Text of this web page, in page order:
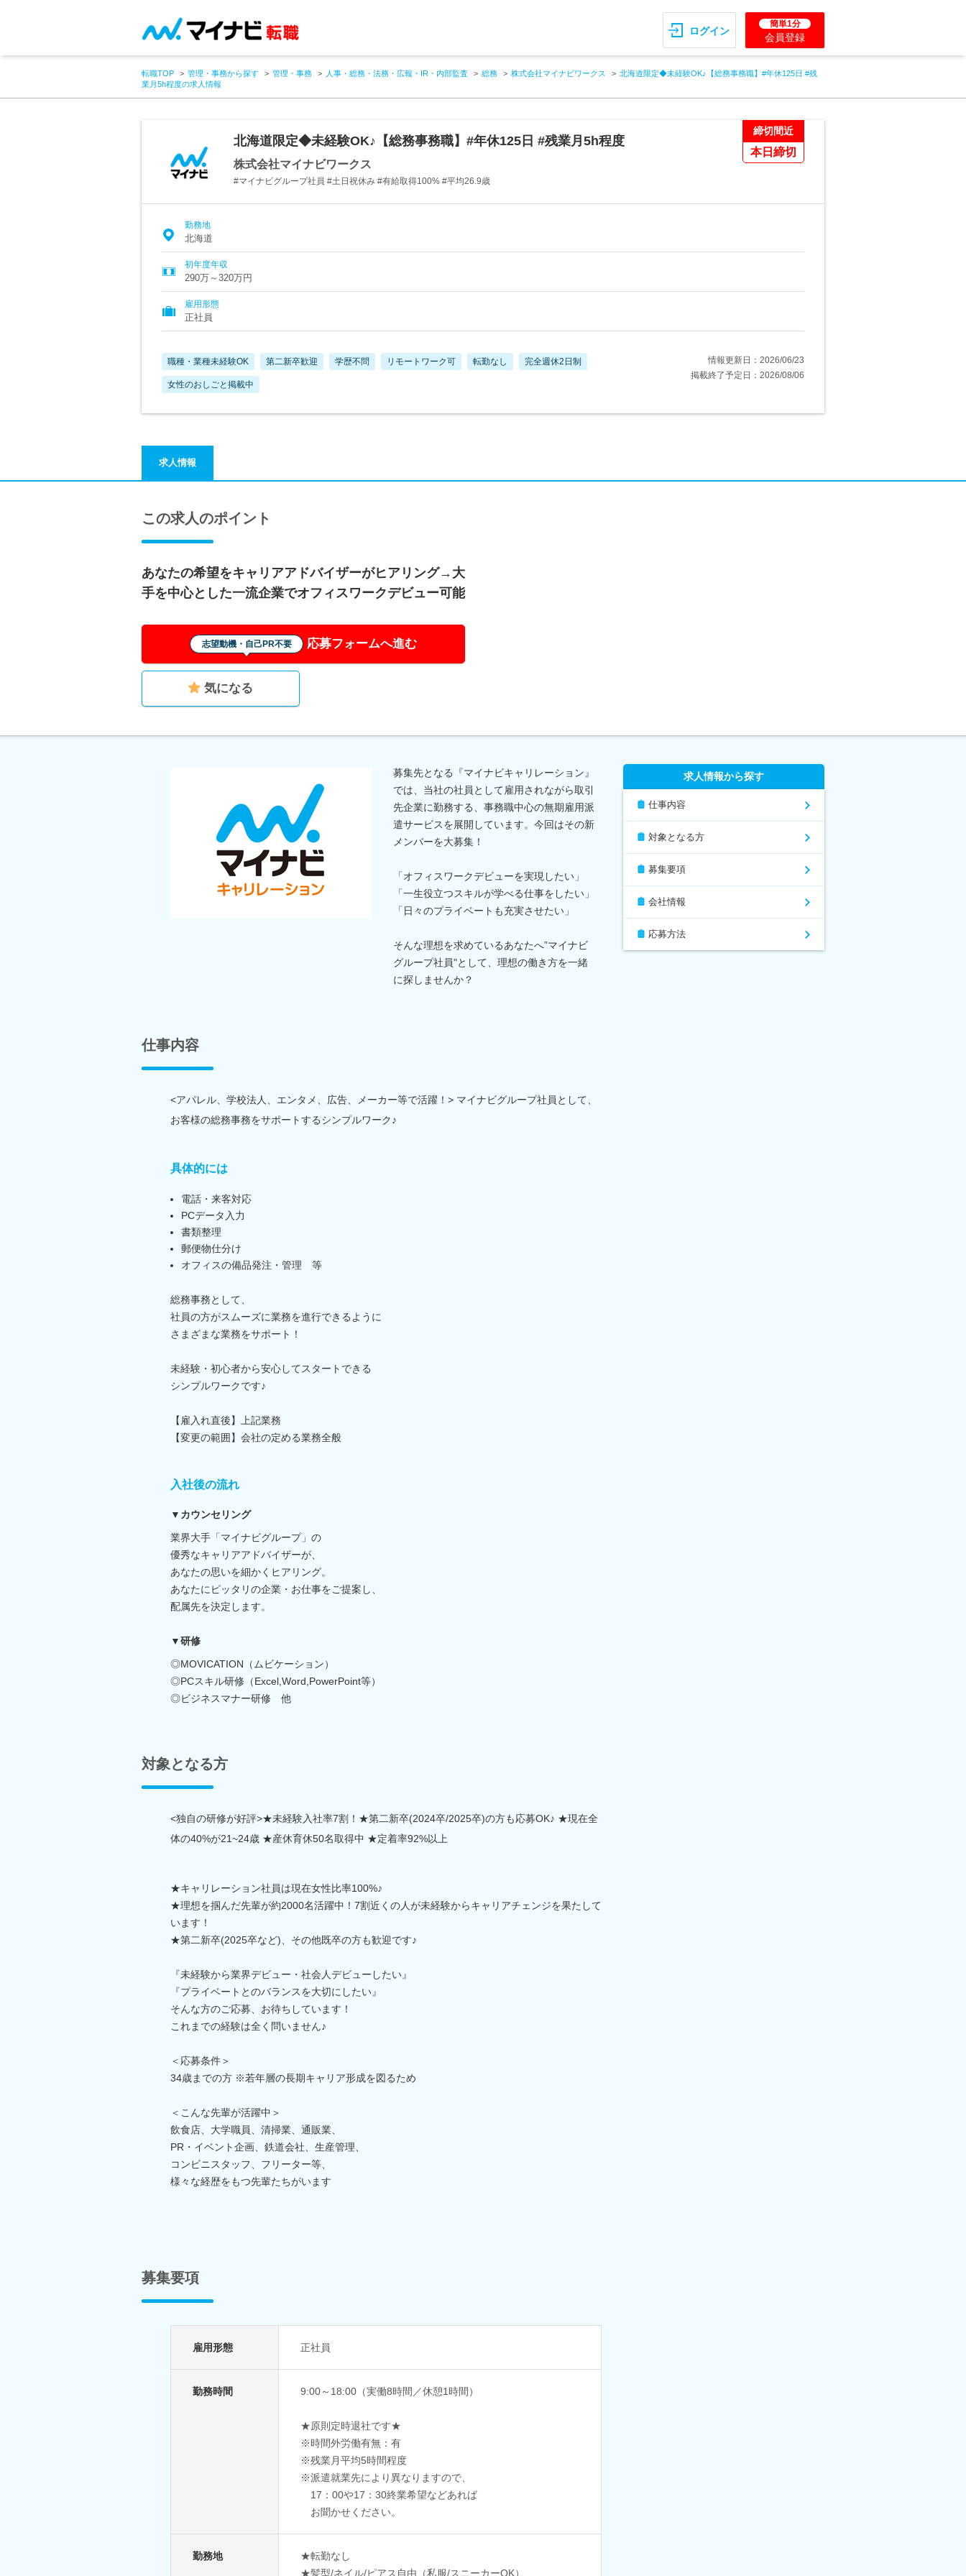
ログイン
簡単1分
会員登録
転職TOP 管理・事務から探す 管理・事務 人事・総務・法務・広報・IR・内部監査 総務 株式会社マイナビワークス
北海道限定◆未経験OK♪【総務事務職】#年休125日 #残
業月5h程度の求人情報
締切間近
本日締切
北海道限定◆未経験OK♪【総務事務職】#年休125日 #残業月5h程度
株式会社マイナビワークス
#マイナビグループ社員 #土日祝休み #有給取得100% #平均26.9歳
勤務地
北海道
初年度年収
290万～320万円
雇用形態
正社員
職種・業種未経験OK 第二新卒歓迎 学歴不問 リモートワーク可 転勤なし 完全週休2日制
女性のおしごと掲載中
情報更新日：2026/06/23
掲載終了予定日：2026/08/06
求人情報
この求人のポイント
あなたの希望をキャリアアドバイザーがヒアリング→大
手を中心とした一流企業でオフィスワークデビュー可能
志望動機・自己PR不要 応募フォームへ進む
気になる
募集先となる『マイナビキャリレーション』
では、当社の社員として雇用されながら取引
先企業に勤務する、事務職中心の無期雇用派
遣サービスを展開しています。今回はその新
メンバーを大募集！
「オフィスワークデビューを実現したい」
「一生役立つスキルが学べる仕事をしたい」
「日々のプライベートも充実させたい」
そんな理想を求めているあなたへ”マイナビ
グループ社員"として、理想の働き方を一緒
に探しませんか？
仕事内容
<アパレル、学校法人、エンタメ、広告、メーカー等で活躍！> マイナビグループ社員として、
お客様の総務事務をサポートするシンプルワーク♪
具体的には
電話・来客対応
PCデータ入力
書類整理
郵便物仕分け
オフィスの備品発注・管理 等
総務事務として、
社員の方がスムーズに業務を進行できるように
さまざまな業務をサポート！
未経験・初心者から安心してスタートできる
シンプルワークです♪
【雇入れ直後】上記業務
【変更の範囲】会社の定める業務全般
入社後の流れ
▼カウンセリング
業界大手「マイナビグループ」の
優秀なキャリアアドバイザーが、
あなたの思いを細かくヒアリング。
あなたにピッタリの企業・お仕事をご提案し、
配属先を決定します。
▼研修
◎MOVICATION（ムビケーション）
◎PCスキル研修（Excel,Word,PowerPoint等）
◎ビジネスマナー研修 他
対象となる方
<独自の研修が好評>★未経験入社率7割！★第二新卒(2024卒/2025卒)の方も応募OK♪ ★現在全
体の40%が21~24歳 ★産休育休50名取得中 ★定着率92%以上
★キャリレーション社員は現在女性比率100%♪
★理想を掴んだ先輩が約2000名活躍中！7割近くの人が未経験からキャリアチェンジを果たして
います！
★第二新卒(2025卒など)、その他既卒の方も歓迎です♪
『未経験から業界デビュー・社会人デビューしたい』
『プライベートとのバランスを大切にしたい』
そんな方のご応募、お待ちしています！
これまでの経験は全く問いません♪
＜応募条件＞
34歳までの方 ※若年層の長期キャリア形成を図るため
＜こんな先輩が活躍中＞
飲食店、大学職員、清掃業、通販業、
PR・イベント企画、鉄道会社、生産管理、
コンビニスタッフ、フリーター等、
様々な経歴をもつ先輩たちがいます
募集要項
雇用形態 正社員
勤務時間 9:00～18:00（実働8時間／休憩1時間）
★原則定時退社です★
※時間外労働有無：有
※残業月平均5時間程度
※派遣就業先により異なりますので、
17：00や17：30終業希望などあれば
お聞かせください。
勤務地
★転勤なし
★髪型/ネイル/ピアス自由（私服/スニーカーOK）
求人情報から探す
仕事内容
対象となる方
募集要項
会社情報
応募方法